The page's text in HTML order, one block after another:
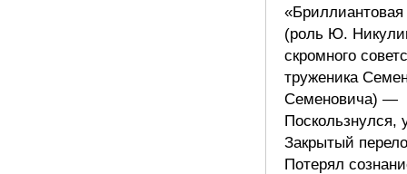
«Бриллиантовая
(роль Ю.
скромного
труженика
Семеновича) —
Поскользнулся,
Закрытый
Потерял